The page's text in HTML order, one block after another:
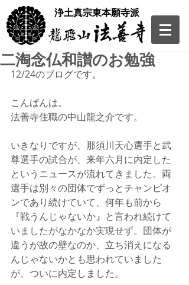
​浄土真宗東本願寺派
二淘念仏和讃のお勉強
12/24のブログです。
こんばんは。
法善寺住職の中山龍之介です。
いきなりですが、那須川天心選手と武
尊選手の試合が、来年六月に内定した
というニュースが流れてきました。両
選手は別々の団体でずっとチャンピオ
ンであり続けていて、何年も前から
『戦うんじゃないか』と言われ続けて
いましたがなかなか実現せず。団体が
違うが故の壁なのか、立ち消えになる
んじゃないかとも思われていました
が、ついに内定しました。